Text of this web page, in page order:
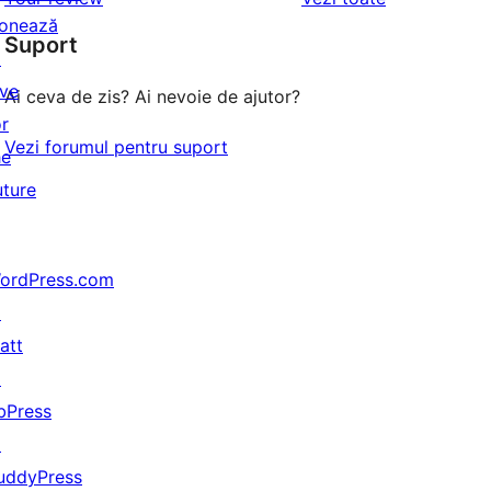
recenzii
(stele)
–
recenzii
Suport
Ai ceva de zis? Ai nevoie de ajutor?
Vezi forumul pentru suport